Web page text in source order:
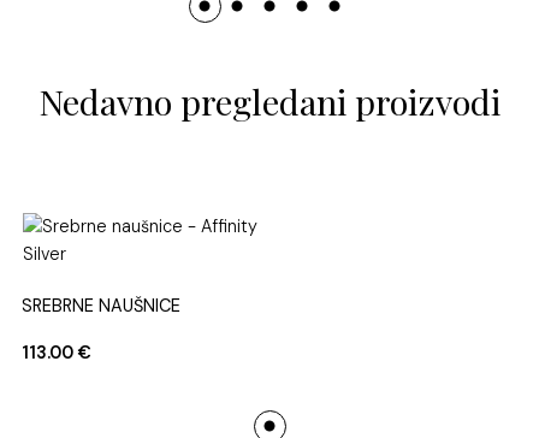
Nedavno pregledani proizvodi
SREBRNE NAUŠNICE
113.00€